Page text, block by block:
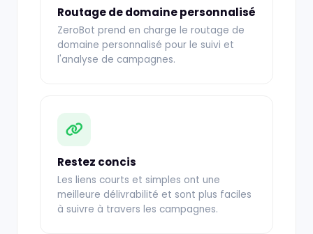
Routage de domaine personnalisé
ZeroBot prend en charge le routage de
domaine personnalisé pour le suivi et
l'analyse de campagnes.
Restez concis
Les liens courts et simples ont une
meilleure délivrabilité et sont plus faciles
à suivre à travers les campagnes.